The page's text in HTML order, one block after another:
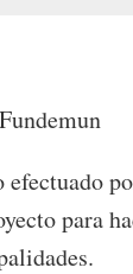
efectuado
para